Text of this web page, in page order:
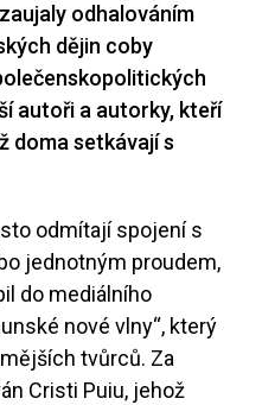
odhalováním
dějin coby
autoři a autorky, kteří
doma setkávají s
odmítají spojení s
jednotným proudem,
do mediálního
nové vlny“, který
tvůrců. Za
Cristi Puiu, jehož